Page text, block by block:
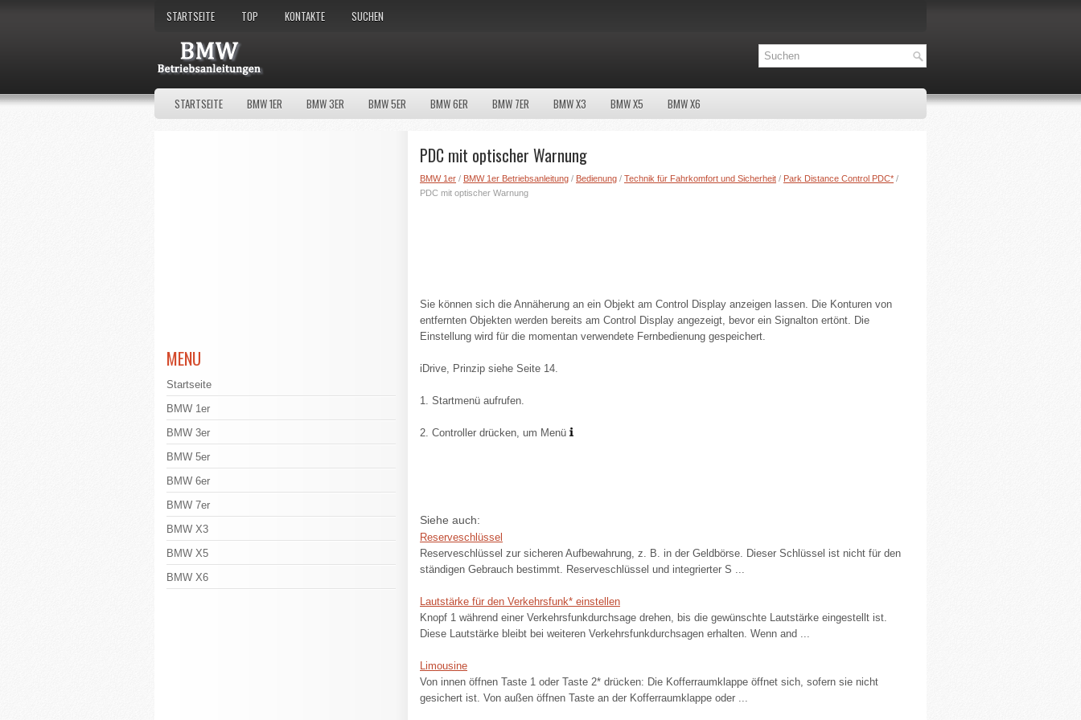
STARTSEITE TOP KONTAKTE SUCHEN
STARTSEITE BMW 1ER BMW 3ER BMW 5ER BMW 6ER BMW 7ER BMW X3 BMW X5 BMW X6
PDC mit optischer Warnung
BMW 1er / BMW 1er Betriebsanleitung / Bedienung / Technik für Fahrkomfort und Sicherheit / Park Distance Control PDC* /
PDC mit optischer Warnung
Sie können sich die Annäherung an ein Objekt am Control Display anzeigen lassen. Die Konturen von
entfernten Objekten werden bereits am Control Display angezeigt, bevor ein Signalton ertönt. Die
Einstellung wird für die momentan verwendete Fernbedienung gespeichert.
iDrive, Prinzip siehe Seite 14.
1. Startmenü aufrufen.
2. Controller drücken, um Menü
Siehe auch:
Reserveschlüssel
Reserveschlüssel zur sicheren Aufbewahrung, z. B. in der Geldbörse. Dieser Schlüssel ist nicht für den
ständigen Gebrauch bestimmt. Reserveschlüssel und integrierter S ...
Lautstärke für den Verkehrsfunk* einstellen
Knopf 1 während einer Verkehrsfunkdurchsage drehen, bis die gewünschte Lautstärke eingestellt ist.
Diese Lautstärke bleibt bei weiteren Verkehrsfunkdurchsagen erhalten. Wenn and ...
Limousine
Von innen öffnen Taste 1 oder Taste 2* drücken: Die Kofferraumklappe öffnet sich, sofern sie nicht
gesichert ist. Von außen öffnen Taste an der Kofferraumklappe oder ...
MENU
Startseite
BMW 1er
BMW 3er
BMW 5er
BMW 6er
BMW 7er
BMW X3
BMW X5
BMW X6